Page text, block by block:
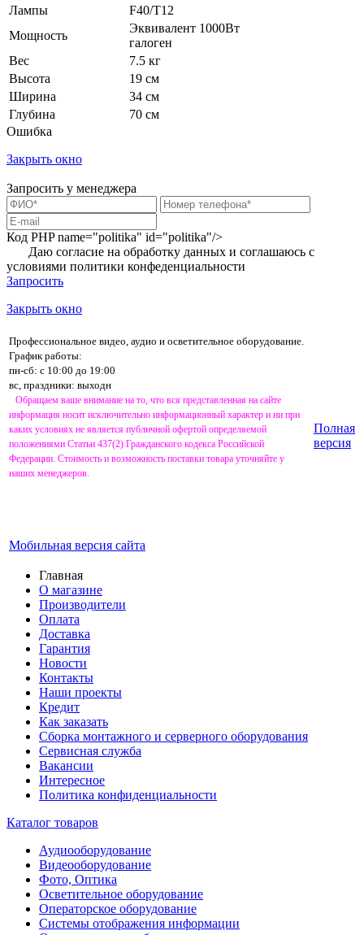
Лампы
F40/T12
Мощность
Эквивалент 1000Вт
галоген
Вес
7.5 кг
Высота
19 см
Ширина
34 см
Глубина
70 см
Ошибка
Закрыть окно
Запросить у менеджера
Код PHPname="politika" id="politika"/>
Даю согласие на обработку данных и соглашаюсь с
условиями политики конфеденциальности
Запросить
Закрыть окно
Профессиональное видео, аудио и осветительное оборудование.
График работы:
пн-сб: с 10:00 до 19:00
вс, праздники: выходн
Обращаем ваше внимание на то, что вся представленная на сайте
информация носит исключительно информационный характер и ни при
каких условиях не является публичной офертой определяемой
положениями Статьи 437(2) Гражданского кодекса Российской
Федерации. Стоимость и возможность поставки товара уточняйте у
наших менеджеров.
Мобильная версия сайта
Полная
версия
Главная
О магазине
Производители
Оплата
Доставка
Гарантия
Новости
Контакты
Наши проекты
Кредит
Как заказать
Сборка монтажного и серверного оборудования
Сервисная служба
Вакансии
Интересное
Политика конфиденциальности
Каталог товаров
Аудиооборудование
Видеооборудование
Фото, Оптика
Осветительное оборудование
Операторское оборудование
Системы отображения информации